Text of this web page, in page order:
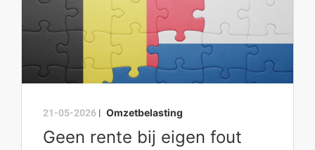
21-05-2026 | Omzetbelasting
Geen rente bij eigen fout